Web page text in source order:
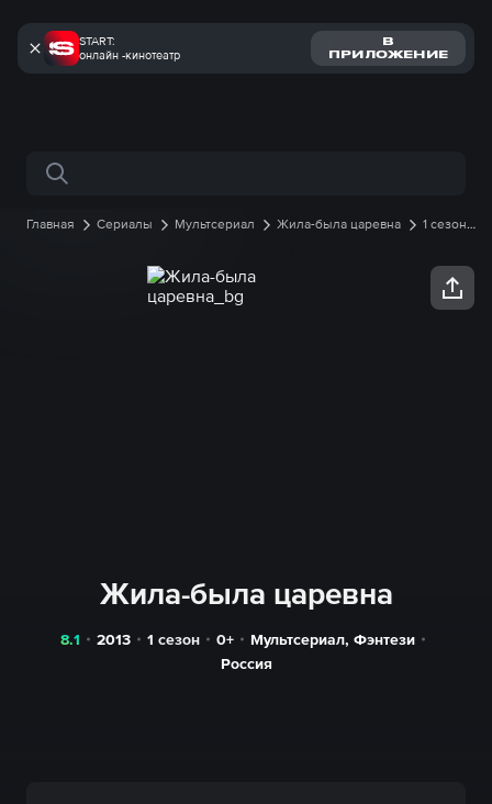
START:
онлайн -кинотеатр
В
ПРИЛОЖЕНИЕ
Поиск по сайту
Главная Сериалы Мультсериал Жила-была царевна
1 сезон
Жила-была царевна
8.1 2013 1 сезон 0+ Мультсериал, Фэнтези
Россия